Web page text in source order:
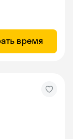
время